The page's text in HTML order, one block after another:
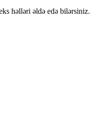
həlləri əldə edə